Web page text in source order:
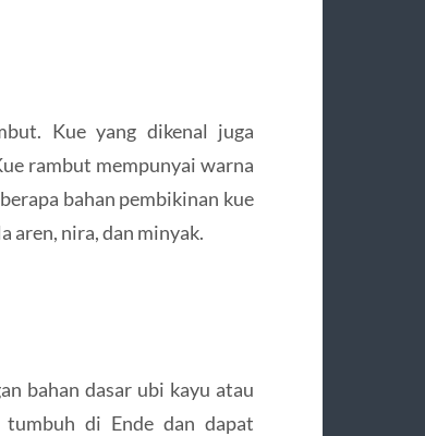
Kue yang dikenal juga
rambut mempunyai warna
bahan pembikinan kue
aren, nira, dan minyak.
bahan dasar ubi kayu atau
di Ende dan dapat